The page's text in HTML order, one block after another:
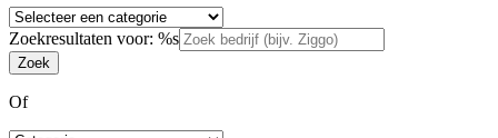
Zoekresultaten voor: %s
Of